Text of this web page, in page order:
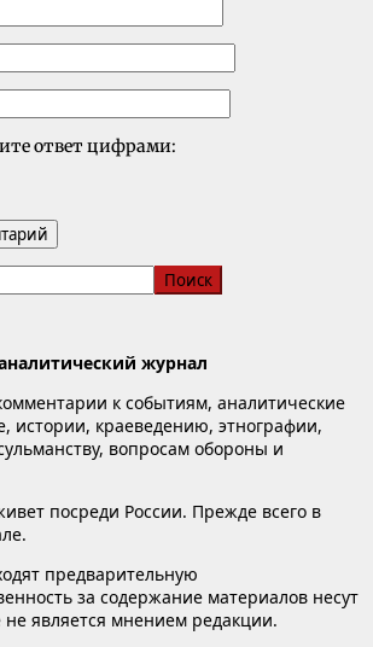
ответ цифрами:
журнал
к событиям, аналитические
истории, краеведению, этнографии,
вопросам обороны и
посреди России. Прежде всего в
предварительную
за содержание материалов несут
является мнением редакции.